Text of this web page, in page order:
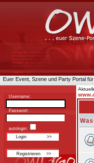
Euer Event, Szene und Party Portal
Username:
Passwort:
autologin: